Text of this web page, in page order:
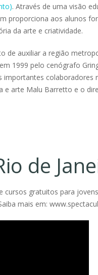
. Através de uma visão
proporciona aos alunos
da arte e criatividade.
de auxiliar a região
1999 pelo cenógrafo
colaboradores
arte Malu Barretto e o
de
gratuitos para
mais em: